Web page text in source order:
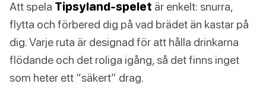
Att spela Tipsyland-spelet är enkelt: snurra,
flytta och förbered dig på vad brädet än kastar på
dig. Varje ruta är designad för att hålla drinkarna
flödande och det roliga igång, så det finns inget
som heter ett “säkert” drag.